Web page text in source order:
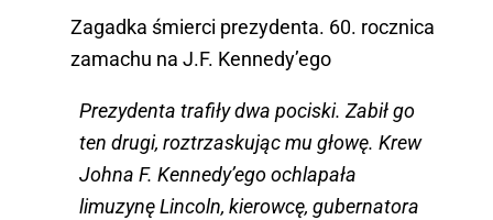
Zagadka śmierci prezydenta. 60. rocznica
zamachu na J.F. Kennedy’ego
Prezydenta trafiły dwa pociski. Zabił go
ten drugi, roztrzaskując mu głowę. Krew
Johna F. Kennedy’ego ochlapała
limuzynę Lincoln, kierowcę, gubernatora